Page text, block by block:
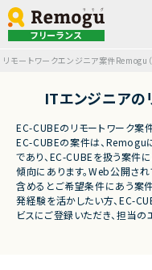
フリーランス
リモートワークエンジニア案件Remogu（
ITエンジニアの
EC-CUBEのリモートワーク案
EC-CUBEの案件は、Remogu
であり、EC-CUBEを扱う案件
傾向にあります。Web公開さ
含めるとご希望条件にあう案
発経験を活かしたい方、EC-
ビスにご登録いただき、担当の